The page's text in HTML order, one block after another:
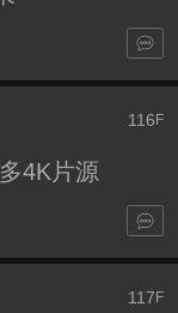
116F
4K片源
117F